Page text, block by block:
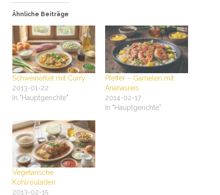
Ähnliche Beiträge
Schweinefilet mit Curry
2013-01-22
In "Hauptgerichte"
Pfeffer – Garnelen mit
Ananasreis
2014-02-17
In "Hauptgerichte"
Vegetarische
Kohlrouladen
2013-02-15